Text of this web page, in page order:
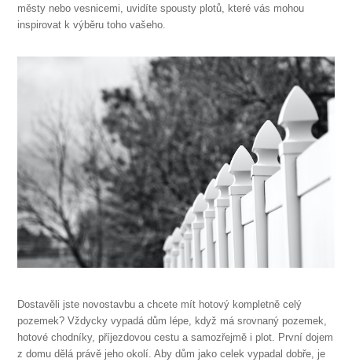
městy nebo vesnicemi, uvidíte spousty plotů, které vás mohou
inspirovat k výběru toho vašeho.
Dostavěli jste novostavbu a chcete mít hotový kompletně celý
pozemek? Vždycky vypadá dům lépe, když má srovnaný pozemek,
hotové chodníky, příjezdovou cestu a samozřejmě i plot. První dojem
z domu dělá právě jeho okolí. Aby dům jako celek vypadal dobře, je